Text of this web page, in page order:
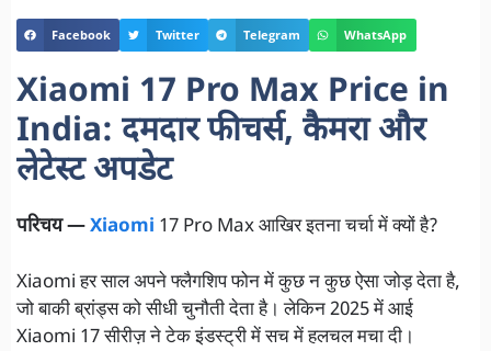
Facebook Twitter Telegram WhatsApp
Xiaomi 17 Pro Max Price in
India: दमदार फीचर्स, कैमरा और
लेटेस्ट अपडेट
परिचय —Xiaomi 17 Pro Max आखिर इतना चर्चा में क्यों है?
Xiaomi हर साल अपने फ्लैगशिप फोन में कुछ न कुछ ऐसा जोड़ देता है,
जो बाकी ब्रांड्स को सीधी चुनौती देता है। लेकिन 2025 में आई
Xiaomi 17 सीरीज़ ने टेक इंडस्ट्री में सच में हलचल मचा दी।